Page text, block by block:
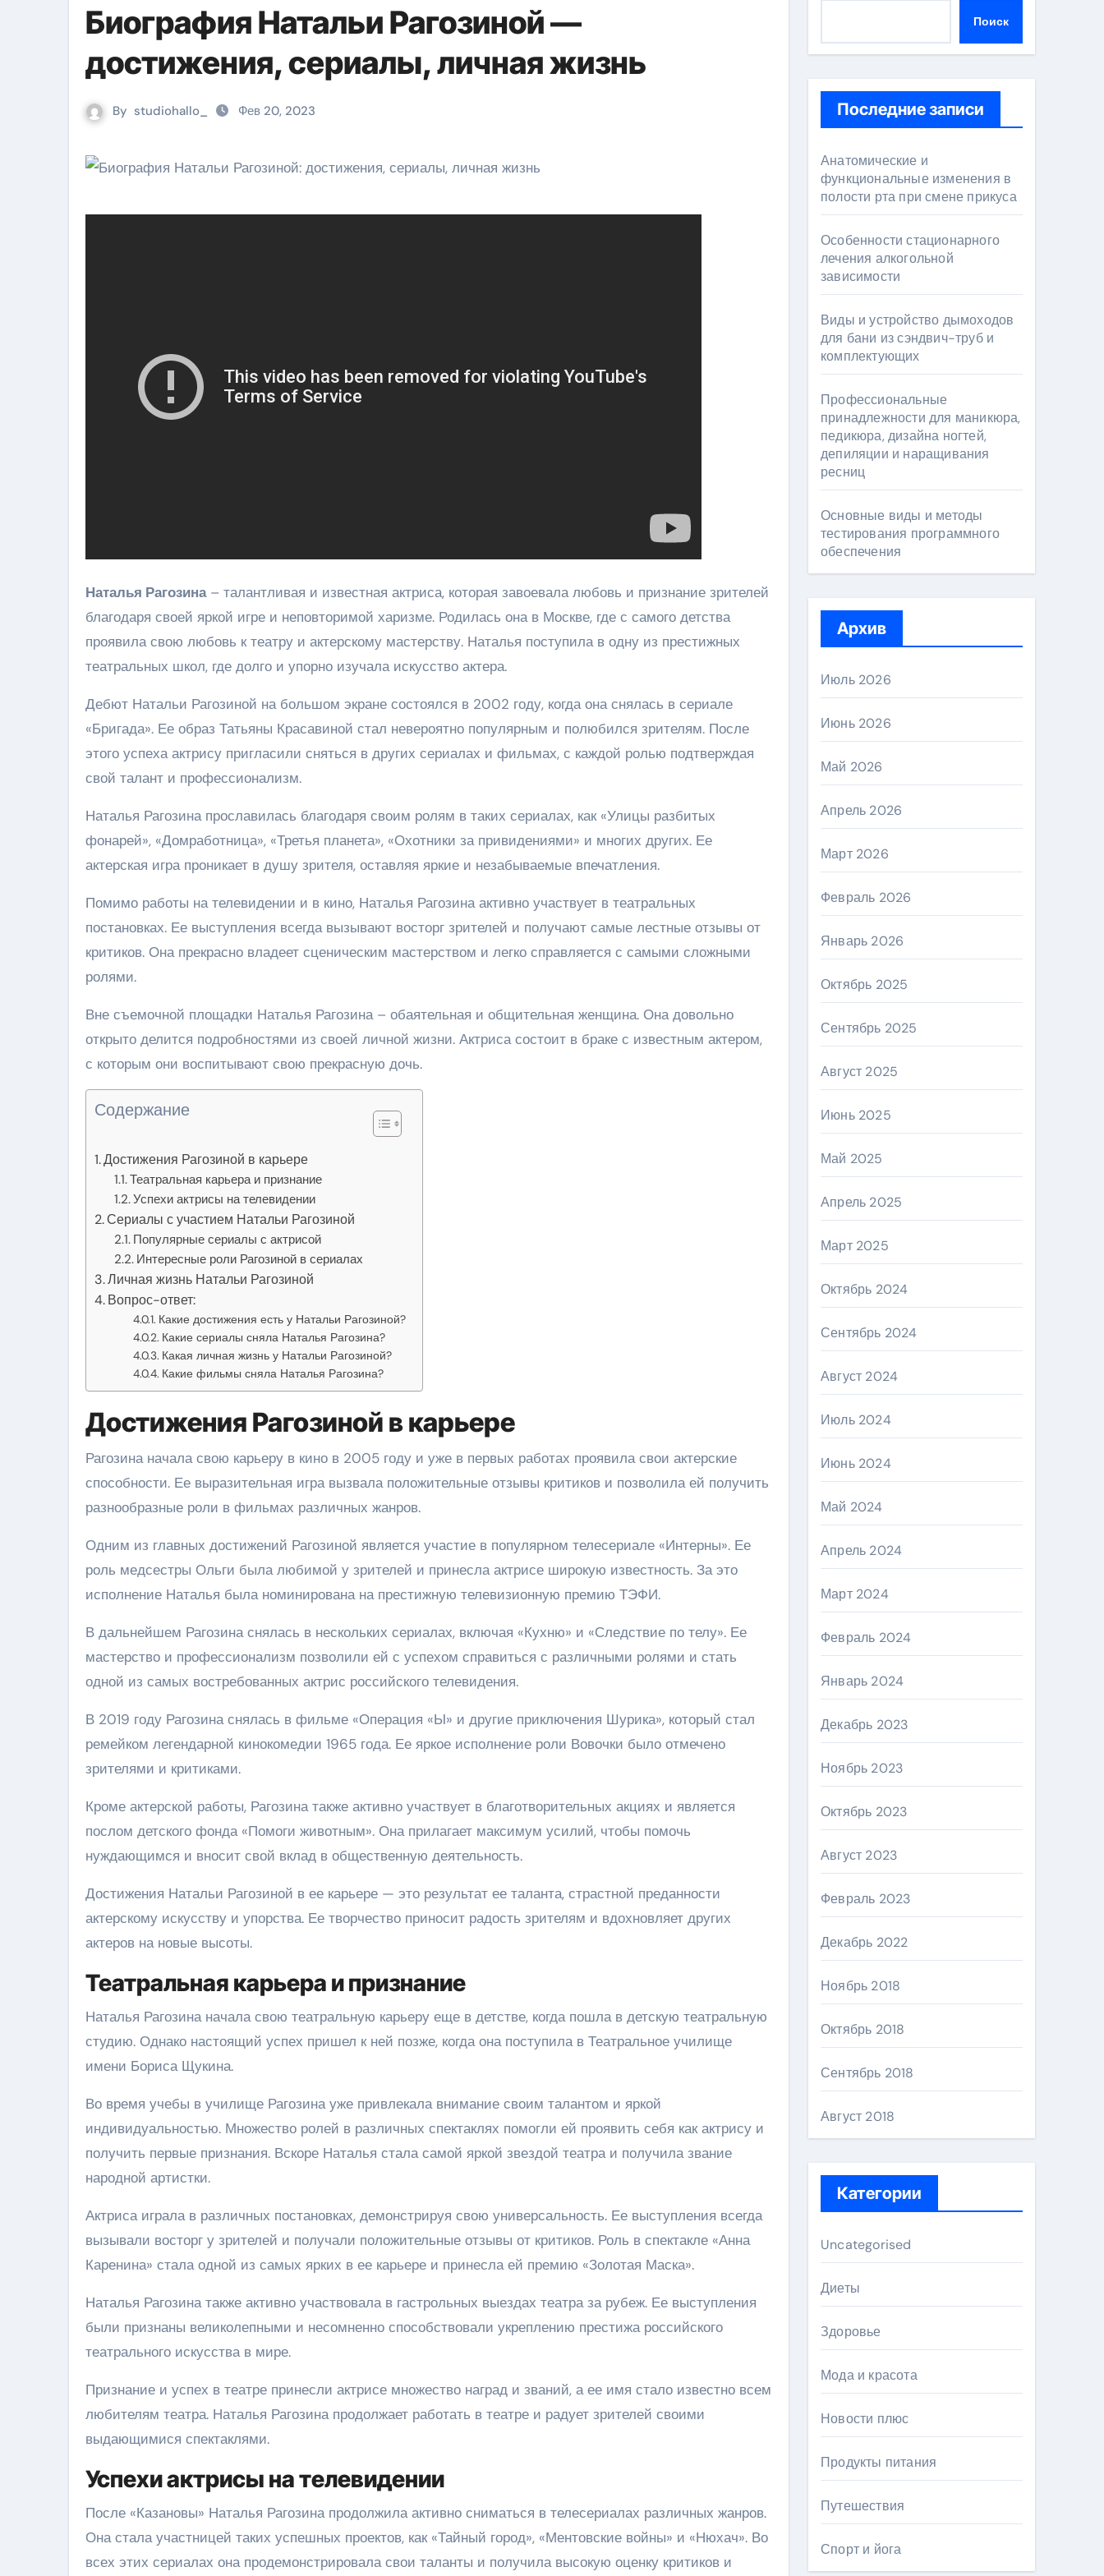
Биография Натальи Рагозиной —
достижения, сериалы, личная жизнь
By studiohallo_ Фев 20, 2023
Наталья Рагозина– талантливая и известная актриса, которая завоевала любовь и признание зрителей
благодаря своей яркой игре и неповторимой харизме. Родилась она в Москве, где с самого детства
проявила свою любовь к театру и актерскому мастерству. Наталья поступила в одну из престижных
театральных школ, где долго и упорно изучала искусство актера.
Дебют Натальи Рагозиной на большом экране состоялся в 2002 году, когда она снялась в сериале
«Бригада». Ее образ Татьяны Красавиной стал невероятно популярным и полюбился зрителям. После
этого успеха актрису пригласили сняться в других сериалах и фильмах, с каждой ролью подтверждая
свой талант и профессионализм.
Наталья Рагозина прославилась благодаря своим ролям в таких сериалах, как «Улицы разбитых
фонарей», «Домработница», «Третья планета», «Охотники за привидениями» и многих других. Ее
актерская игра проникает в душу зрителя, оставляя яркие и незабываемые впечатления.
Помимо работы на телевидении и в кино, Наталья Рагозина активно участвует в театральных
постановках. Ее выступления всегда вызывают восторг зрителей и получают самые лестные отзывы от
критиков. Она прекрасно владеет сценическим мастерством и легко справляется с самыми сложными
ролями.
Вне съемочной площадки Наталья Рагозина – обаятельная и общительная женщина. Она довольно
открыто делится подробностями из своей личной жизни. Актриса состоит в браке с известным актером,
с которым они воспитывают свою прекрасную дочь.
Содержание
Достижения Рагозиной в карьере
Театральная карьера и признание
Успехи актрисы на телевидении
Сериалы с участием Натальи Рагозиной
Популярные сериалы с актрисой
Интересные роли Рагозиной в сериалах
Личная жизнь Натальи Рагозиной
Вопрос-ответ:
Какие достижения есть у Натальи Рагозиной?
Какие сериалы сняла Наталья Рагозина?
Какая личная жизнь у Натальи Рагозиной?
Какие фильмы сняла Наталья Рагозина?
Достижения Рагозиной в карьере
Рагозина начала свою карьеру в кино в 2005 году и уже в первых работах проявила свои актерские
способности. Ее выразительная игра вызвала положительные отзывы критиков и позволила ей получить
разнообразные роли в фильмах различных жанров.
Одним из главных достижений Рагозиной является участие в популярном телесериале «Интерны». Ее
роль медсестры Ольги была любимой у зрителей и принесла актрисе широкую известность. За это
исполнение Наталья была номинирована на престижную телевизионную премию ТЭФИ.
В дальнейшем Рагозина снялась в нескольких сериалах, включая «Кухню» и «Следствие по телу». Ее
мастерство и профессионализм позволили ей с успехом справиться с различными ролями и стать
одной из самых востребованных актрис российского телевидения.
В 2019 году Рагозина снялась в фильме «Операция «Ы» и другие приключения Шурика», который стал
ремейком легендарной кинокомедии 1965 года. Ее яркое исполнение роли Вовочки было отмечено
зрителями и критиками.
Кроме актерской работы, Рагозина также активно участвует в благотворительных акциях и является
послом детского фонда «Помоги животным». Она прилагает максимум усилий, чтобы помочь
нуждающимся и вносит свой вклад в общественную деятельность.
Достижения Натальи Рагозиной в ее карьере — это результат ее таланта, страстной преданности
актерскому искусству и упорства. Ее творчество приносит радость зрителям и вдохновляет других
актеров на новые высоты.
Театральная карьера и признание
Наталья Рагозина начала свою театральную карьеру еще в детстве, когда пошла в детскую театральную
студию. Однако настоящий успех пришел к ней позже, когда она поступила в Театральное училище
имени Бориса Щукина.
Во время учебы в училище Рагозина уже привлекала внимание своим талантом и яркой
индивидуальностью. Множество ролей в различных спектаклях помогли ей проявить себя как актрису и
получить первые признания. Вскоре Наталья стала самой яркой звездой театра и получила звание
народной артистки.
Актриса играла в различных постановках, демонстрируя свою универсальность. Ее выступления всегда
вызывали восторг у зрителей и получали положительные отзывы от критиков. Роль в спектакле «Анна
Каренина» стала одной из самых ярких в ее карьере и принесла ей премию «Золотая Маска».
Наталья Рагозина также активно участвовала в гастрольных выездах театра за рубеж. Ее выступления
были признаны великолепными и несомненно способствовали укреплению престижа российского
театрального искусства в мире.
Признание и успех в театре принесли актрисе множество наград и званий, а ее имя стало известно всем
любителям театра. Наталья Рагозина продолжает работать в театре и радует зрителей своими
выдающимися спектаклями.
Успехи актрисы на телевидении
После «Казановы» Наталья Рагозина продолжила активно сниматься в телесериалах различных жанров.
Она стала участницей таких успешных проектов, как «Тайный город», «Ментовские войны» и «Нюхач». Во
всех этих сериалах она продемонстрировала свои таланты и получила высокую оценку критиков и
Поиск
Последние записи
Анатомические и
функциональные изменения в
полости рта при смене прикуса
Особенности стационарного
лечения алкогольной
зависимости
Виды и устройство дымоходов
для бани из сэндвич-труб и
комплектующих
Профессиональные
принадлежности для маникюра,
педикюра, дизайна ногтей,
депиляции и наращивания
ресниц
Основные виды и методы
тестирования программного
обеспечения
Архив
Июль 2026
Июнь 2026
Май 2026
Апрель 2026
Март 2026
Февраль 2026
Январь 2026
Октябрь 2025
Сентябрь 2025
Август 2025
Июнь 2025
Май 2025
Апрель 2025
Март 2025
Октябрь 2024
Сентябрь 2024
Август 2024
Июль 2024
Июнь 2024
Май 2024
Апрель 2024
Март 2024
Февраль 2024
Январь 2024
Декабрь 2023
Ноябрь 2023
Октябрь 2023
Август 2023
Февраль 2023
Декабрь 2022
Ноябрь 2018
Октябрь 2018
Сентябрь 2018
Август 2018
Категории
Uncategorised
Диеты
Здоровье
Мода и красота
Новости плюс
Продукты питания
Путешествия
Спорт и йога